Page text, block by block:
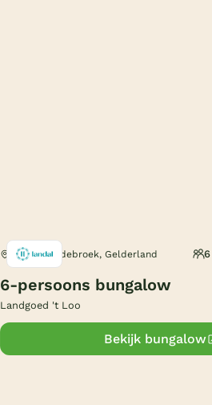
Het Loo Oldebroek, Gelderland 6
6-persoons bungalow
Landgoed 't Loo
Bekijk bungalow